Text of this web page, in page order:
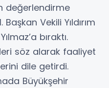
değerlendirme
Vekili Yıldırım
bıraktı.
söz alarak faaliyet
dile getirdi.
Büyükşehir